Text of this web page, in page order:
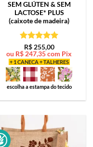
SEM GLÚTEN & SEM
LACTOSE* PLUS
(caixote de madeira)
Avaliação5
de 5
R$255,00
ou R$ 247,35com Pix
+ 1 CANECA + TALHERES
escolha a estampa do tecido